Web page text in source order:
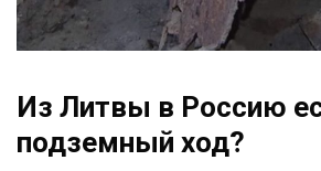
Из Литвы в Россию
подземный ход?